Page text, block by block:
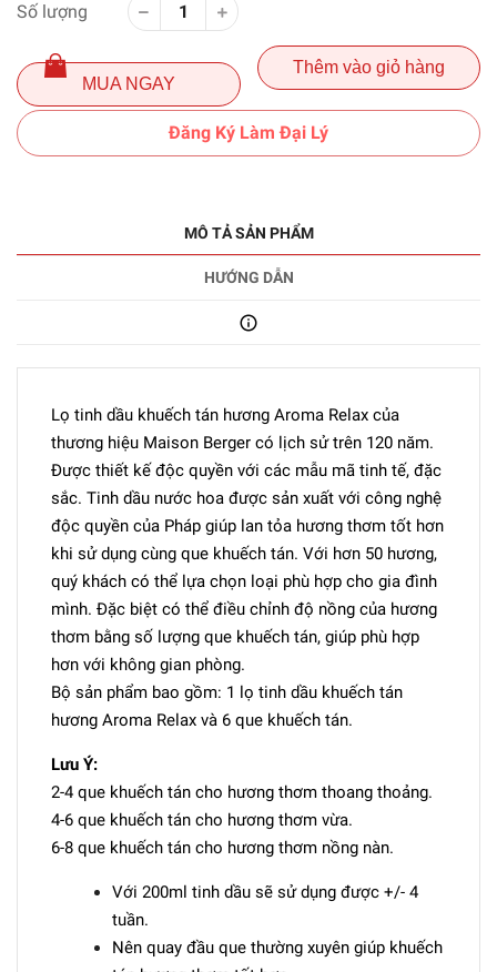
Số lượng
MUA NGAY
Thêm vào giỏ hàng
Đăng Ký Làm Đại Lý
MÔ TẢ SẢN PHẨM
HƯỚNG DẪN
Lọ tinh dầu khuếch tán hương Aroma Relax của
thương hiệu Maison Berger có lịch sử trên 120 năm.
Được thiết kế độc quyền với các mẫu mã tinh tế, đặc
sắc. Tinh dầu nước hoa được sản xuất với công nghệ
độc quyền của Pháp giúp lan tỏa hương thơm tốt hơn
khi sử dụng cùng que khuếch tán. Với hơn 50 hương,
quý khách có thể lựa chọn loại phù hợp cho gia đình
mình. Đặc biệt có thể điều chỉnh độ nồng của hương
thơm bằng số lượng que khuếch tán, giúp phù hợp
hơn với không gian phòng.
Bộ sản phẩm bao gồm: 1 lọ tinh dầu khuếch tán
hương Aroma Relax và 6 que khuếch tán.
Lưu Ý:
2-4 que khuếch tán cho hương thơm thoang thoảng.
4-6 que khuếch tán cho hương thơm vừa.
6-8 que khuếch tán cho hương thơm nồng nàn.
Với 200ml tinh dầu sẽ sử dụng được +/- 4
tuần.
Nên quay đầu que thường xuyên giúp khuếch